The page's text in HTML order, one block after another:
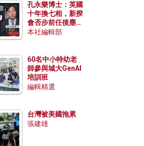
孔永樂博士：英國
十年換七相，新揆
會否步前任後塵？
脫歐後英國經濟為
本社編輯部
60名中小特幼老
師參與城大GenAI
培訓班
編輯精選
台灣被美國拖累
張建雄